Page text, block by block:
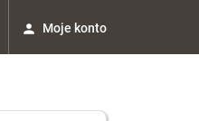
Moje konto